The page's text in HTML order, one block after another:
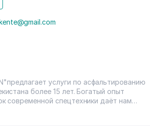
услуги по асфальтированию
более 15 лет. Богатый опыт
современной спецтехники даёт нам
Мелкозернистый асфальт. Данный